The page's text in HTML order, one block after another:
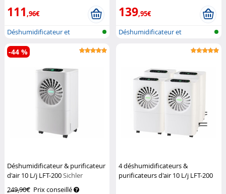
111,96€
Déshumidificateur et
purificateur d...
139,95€
Déshumidificateur et
Déshumidificateur & purificateur
d'air 10 L/j LFT-200Sichler
249,90€ Prix conseillé
-44 %
4 déshumidificateurs &
purificateurs d'air 10 L/j LFT-200